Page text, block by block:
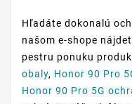
Hľadáte dokonalú
našom e-shope
pestru ponuku
obaly, Honor 90 Pro
Honor 90 Pro 5G